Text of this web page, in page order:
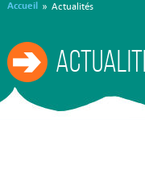
Accueil » Actualités